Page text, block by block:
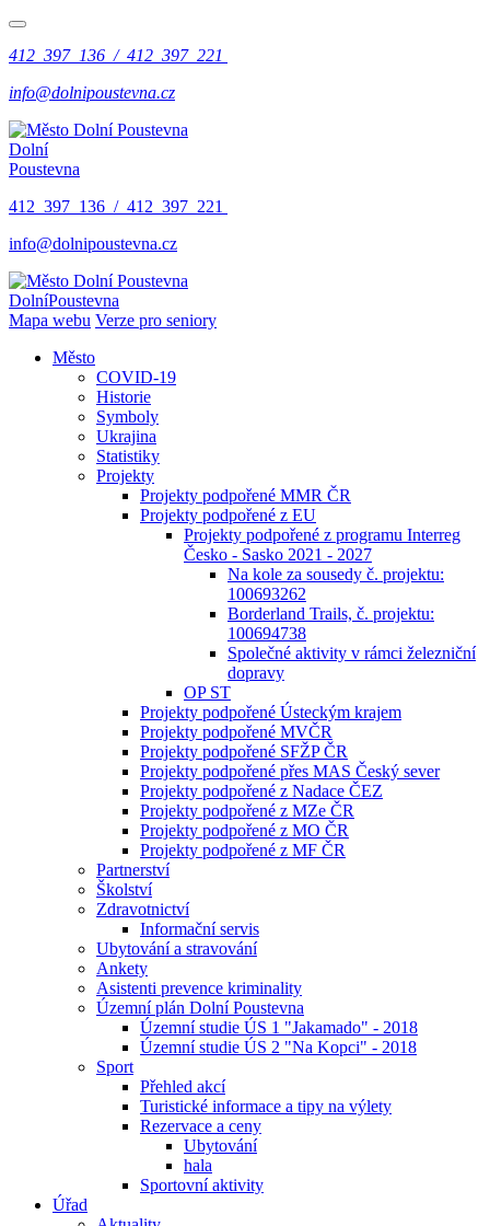
412 397 136 / 412 397 221
info@dolnipoustevna.cz
Dolní
Poustevna
412 397 136 / 412 397 221
info@dolnipoustevna.cz
DolníPoustevna
Mapa webu Verze pro seniory
Město
COVID-19
Historie
Symboly
Ukrajina
Statistiky
Projekty
Projekty podpořené MMR ČR
Projekty podpořené z EU
Projekty podpořené z programu Interreg
Česko - Sasko 2021 - 2027
Na kole za sousedy č. projektu:
100693262
Borderland Trails, č. projektu:
100694738
Společné aktivity v rámci železniční
dopravy
OP ST
Projekty podpořené Ústeckým krajem
Projekty podpořené MVČR
Projekty podpořené SFŽP ČR
Projekty podpořené přes MAS Český sever
Projekty podpořené z Nadace ČEZ
Projekty podpořené z MZe ČR
Projekty podpořené z MO ČR
Projekty podpořené z MF ČR
Partnerství
Školství
Zdravotnictví
Informační servis
Ubytování a stravování
Ankety
Asistenti prevence kriminality
Územní plán Dolní Poustevna
Územní studie ÚS 1 "Jakamado" - 2018
Územní studie ÚS 2 "Na Kopci" - 2018
Sport
Přehled akcí
Turistické informace a tipy na výlety
Rezervace a ceny
Ubytování
hala
Sportovní aktivity
Úřad